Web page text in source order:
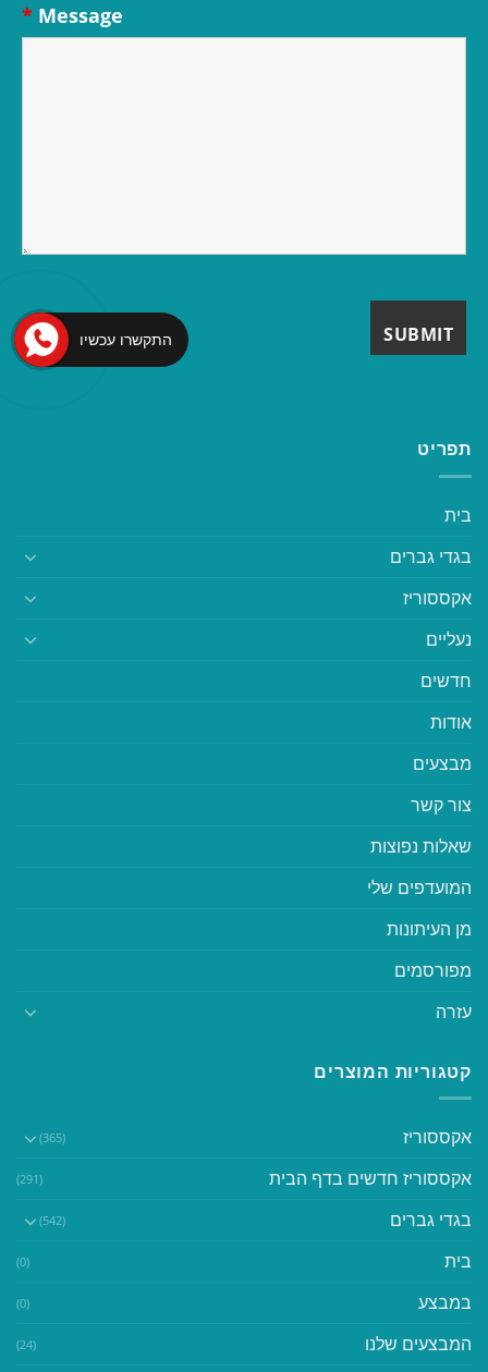
Message
*
תפריט
בית
בגדי גברים
אקססוריז
נעליים
חדשים
אודות
מבצעים
צור קשר
שאלות נפוצות
המועדפים שלי
מן העיתונות
מפורסמים
עזרה
קטגוריות המוצרים
אקססוריז (365)
אקססוריז חדשים בדף הבית (291)
בגדי גברים (542)
בית (0)
במבצע (0)
המבצעים שלנו (24)
התקשרו עכשיו